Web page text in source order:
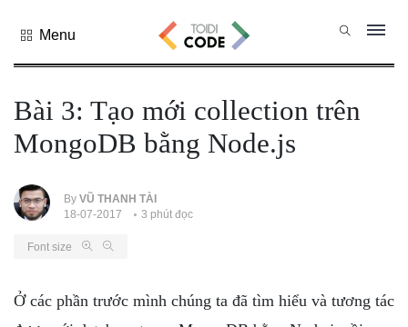
Tất cả
danh mục
PHP
PYTHON
NODE.JS
JAVA CORE
SQL
HTML
Menu
Bài 3: Tạo mới collection trên
MongoDB bằng Node.js
By VŨ THANH TÀI
18-07-2017
3 phút đọc
Font size
Ở các phần trước mình chúng ta đã tìm hiểu và tương tác